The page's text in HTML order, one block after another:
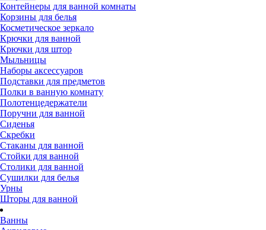
Контейнеры для ванной комнаты
Корзины для белья
Косметическое зеркало
Крючки для ванной
Крючки для штор
Мыльницы
Наборы аксессуаров
Подставки для предметов
Полки в ванную комнату
Полотенцедержатели
Поручни для ванной
Сиденья
Скребки
Стаканы для ванной
Стойки для ванной
Столики для ванной
Сушилки для белья
Урны
Шторы для ванной
Ванны